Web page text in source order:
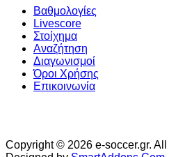
Βαθμολογίες
Livescore
Στοίχημα
Αναζήτηση
Διαγωνισμοί
Όροι Χρήσης
Επικοινωνία
Copyright © 2026 e-soccer.gr.